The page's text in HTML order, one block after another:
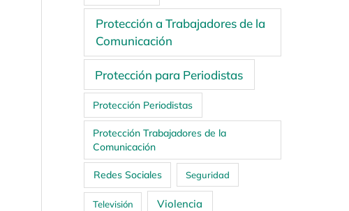
Protección a Trabajadores de la
Comunicación
Protección para Periodistas
Protección Periodistas
Protección Trabajadores de la
Comunicación
Redes Sociales Seguridad
Televisión Violencia